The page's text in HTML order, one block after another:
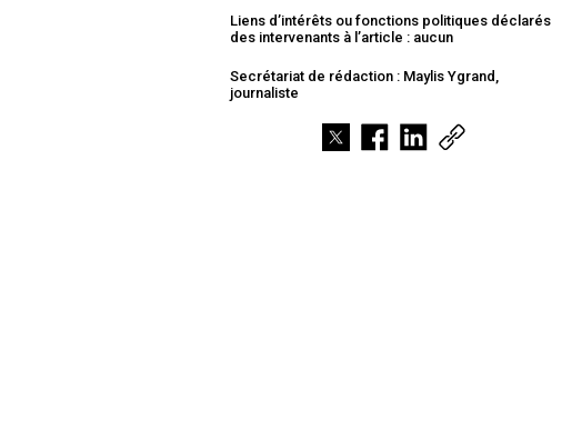
Liens d’intérêts ou fonctions politiques déclarés
des intervenants à l’article : aucun
Secrétariat de rédaction : Maylis Ygrand,
journaliste